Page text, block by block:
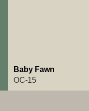
Baby Fawn
OC-15